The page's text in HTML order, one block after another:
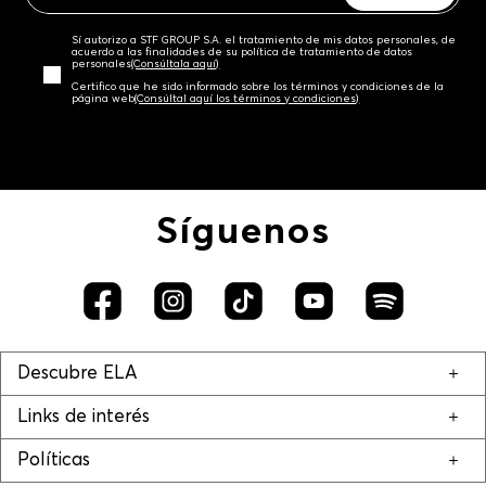
Sí autorizo a STF GROUP S.A. el tratamiento de mis datos personales, de
acuerdo a las finalidades de su política de tratamiento de datos
personales‎(Consúltala aquí)
Certifico que he sido informado sobre los términos y condiciones de la
página web‎(Consúltal aquí los términos y condiciones)
Síguenos
Descubre ELA
Links de interés
Políticas